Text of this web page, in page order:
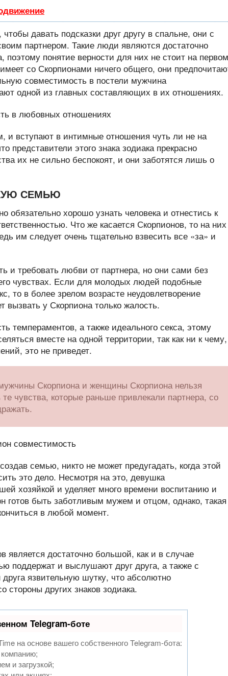
давать подсказки друг другу в спальне, они с
партнером. Такие люди являются достаточно
понятие верности для них не стоит на первом
со Скорпионами ничего общего, они
совместимость в постели мужчина
одной из главных составляющих в их отношениях.
вступают в интимные отношения чуть ли не на
представители этого знака зодиака прекрасно
их не сильно беспокоят, и они заботятся лишь о
СЕМЬЮ
обязательно хорошо узнать человека и отнестись к
Что же касается Скорпионов, то на них
им следует очень тщательно взвесить все «за» и
и требовать любви от партнера, но они сами без
чувствах. Если для молодых людей подобные
то в более зрелом возрасте неудовлетворение
у Скорпиона только жалость.
темпераментов, а также идеального секса, этому
вместе на одной территории, так как ни к чему,
это не приведет.
Скорпиона и женщины Скорпиона нельзя
чувства, которые раньше привлекали партнера, со
семью, никто не может предугадать, когда этой
это дело. Несмотря на это, девушка
хозяйкой и уделяет много времени воспитанию и
готов быть заботливым мужем и отцом, однако, такая
в любой момент.
является достаточно большой, как и в случае
поддержат и выслушают друг друга, а также с
язвительную шутку, что абсолютно
стороны других знаков зодиака.
Telegram-боте
на основе вашего собственного Telegram-бота:
и загрузкой;